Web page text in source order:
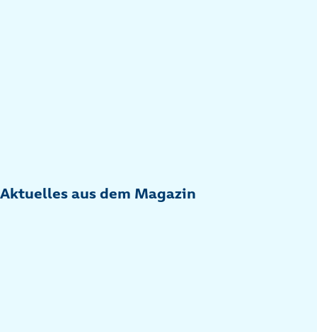
Aktuelles aus dem Magazin